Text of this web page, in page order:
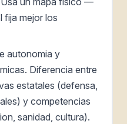
fija mejor los
autonomia y
Diferencia entre
estatales (defensa,
y competencias
sanidad, cultura).